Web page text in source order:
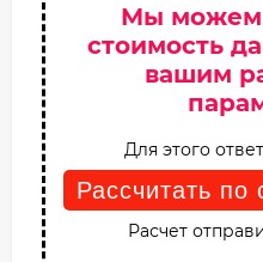
Мы можем
стоимость
вашим
Для этого
Рассчитать
Расчет